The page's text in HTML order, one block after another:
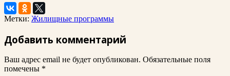
Метки: Жилищные программы
Добавить комментарий
Ваш адрес email не будет опубликован. Обязательные поля
помечены *